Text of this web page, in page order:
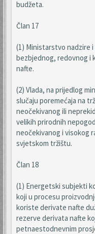
budžeta.
Član 17
(1) Ministarstvo nadzire
bezbjednog, redovnog i
nafte.
(2) Vlada, na prijedlog
slučaju poremećaja na
neočekivanog ili
velikih prirodnih
neočekivanog i visokog
svjetskom tržištu.
Član 18
(1) Energetski subjekti
koji u procesu
koriste derivate nafte
rezerve derivata nafte
petnaestodnevnim